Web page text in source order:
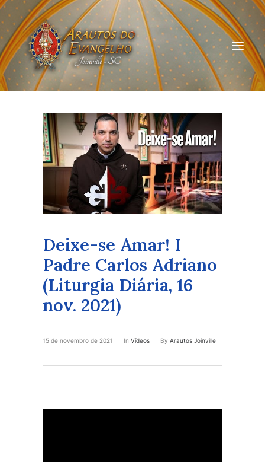
HOME
QUEM SOMOS
ARAUTOS JOINVILLE
CURSOS ON-LINE
Deixe-se Amar! I
Padre Carlos Adriano
(Liturgia Diária, 16
nov. 2021)
15 de novembro de 2021 In Vídeos By Arautos Joinville